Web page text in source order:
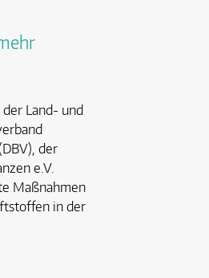
Land- und
der
e.V.
Maßnahmen
in der